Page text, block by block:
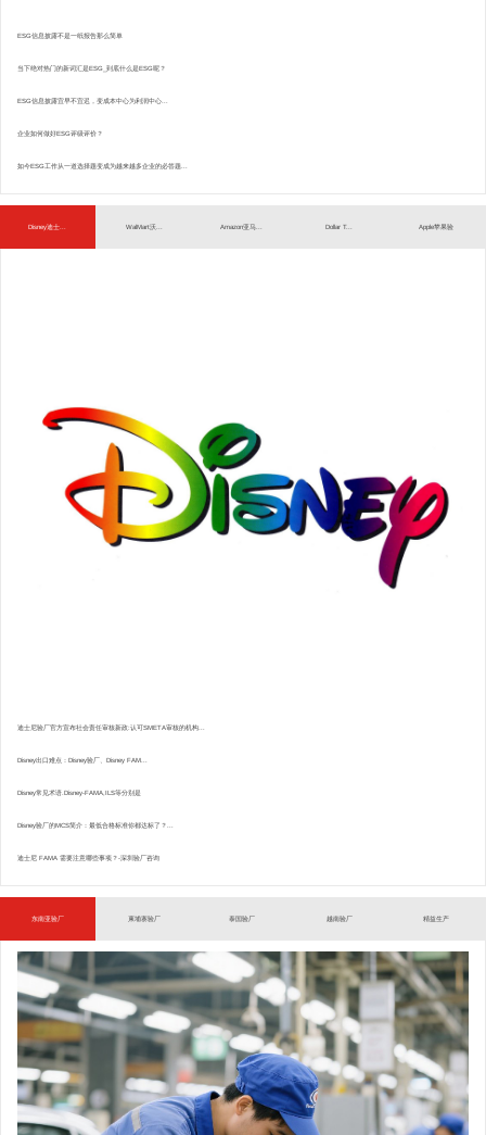
ESG信息披露不是一纸报告那么简单
当下绝对热门的新词汇是ESG_到底什么是ESG呢？
ESG信息披露宜早不宜迟，变成本中心为利润中心...
企业如何做好ESG评级评价？
如今ESG工作从一道选择题变成为越来越多企业的必答题...
Disney迪士... WalMart沃... Amazon亚马... Dollar T... Apple苹果验
迪士尼验厂官方宣布社会责任审核新政:认可SMETA审核的机构...
Disney出口难点：Disney验厂、Disney FAM...
Disney常见术语.Disney-FAMA,ILS等分别是
Disney验厂的MCS简介：最低合格标准你都达标了？...
迪士尼 FAMA 需要注意哪些事项？-深圳验厂咨询
东南亚验厂 柬埔寨验厂 泰国验厂 越南验厂 精益生产